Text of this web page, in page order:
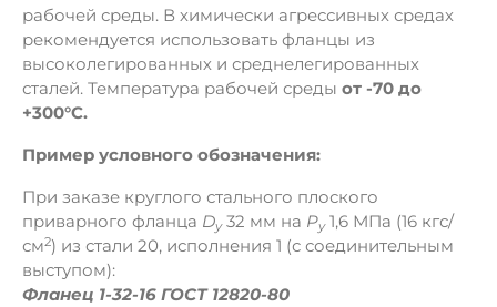
рабочей среды. В химически агрессивных средах
рекомендуется использовать фланцы из
высоколегированных и среднелегированных
сталей. Температура рабочей среды от -70 до
+300°C.
Пример условного обозначения:
При заказе круглого стального плоского
приварного фланца Dy32 мм на Ру1,6 МПа (16 кгс/
см2) из стали 20, исполнения 1 (с соединительным
выступом):
Фланец 1-32-16 ГОСТ 12820-80